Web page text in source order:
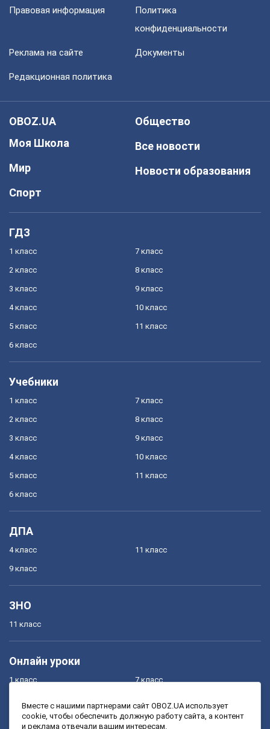
Правовая информация
Политика
конфиденциальности
Реклама на сайте Документы
Редакционная политика
OBOZ.UA
Моя Школа
Мир
Спорт
Общество
Все новости
Новости образования
ГДЗ
1 класс
2 класс
3 класс
4 класс
5 класс
6 класс
7 класс
8 класс
9 класс
10 класс
11 класс
Учебники
1 класс
2 класс
3 класс
4 класс
5 класс
6 класс
7 класс
8 класс
9 класс
10 класс
11 класс
ДПА
4 класс
9 класс
11 класс
ЗНО
11 класс
Онлайн уроки
1 класс
3 класс
7 класс
9 класс
Вместе с нашими партнерами сайт OBOZ.UA использует
cookie, чтобы обеспечить должную работу сайта, а контент
и реклама отвечали вашим интересам.